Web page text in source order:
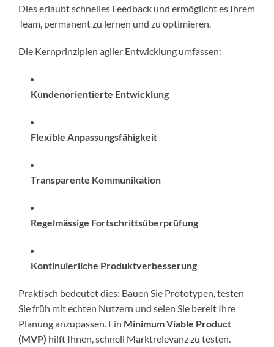
Dies erlaubt schnelles Feedback und ermöglicht es Ihrem
Team, permanent zu lernen und zu optimieren.
Die Kernprinzipien agiler Entwicklung umfassen:
Kundenorientierte Entwicklung
Flexible Anpassungsfähigkeit
Transparente Kommunikation
Regelmässige Fortschrittsüberprüfung
Kontinuierliche Produktverbesserung
Praktisch bedeutet dies: Bauen Sie Prototypen, testen
Sie früh mit echten Nutzern und seien Sie bereit Ihre
Planung anzupassen. Ein Minimum Viable Product
(MVP) hilft Ihnen, schnell Marktrelevanz zu testen.